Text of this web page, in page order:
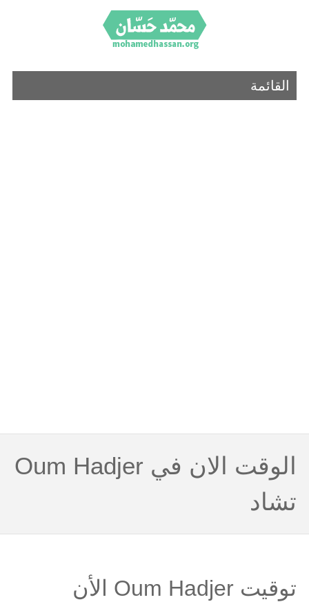
القائمة
الوقت الان في Oum Hadjer
تشاد
توقيت Oum Hadjer الأن